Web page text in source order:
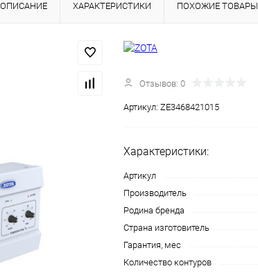
ОПИСАНИЕ ХАРАКТЕРИСТИКИ ПОХОЖИЕ ТОВАРЫ
Отзывов: 0
Артикул: ZE3468421015
Характеристики:
Артикул
Производитель
Родина бренда
Страна изготовитель
Гарантия, мес
Количество контуров